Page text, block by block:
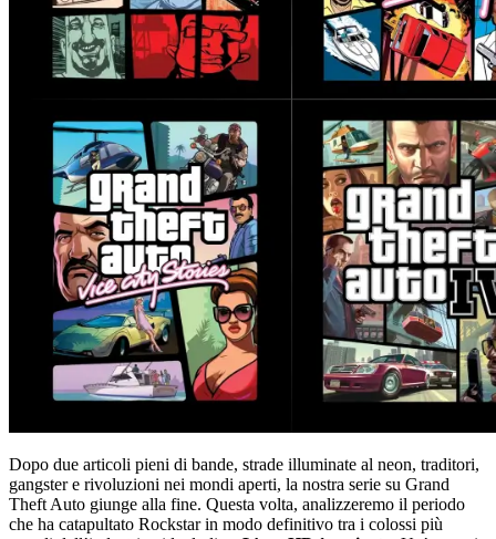
Dopo due articoli pieni di bande, strade illuminate al neon, traditori,
gangster e rivoluzioni nei mondi aperti, la nostra serie su Grand
Theft Auto giunge alla fine. Questa volta, analizzeremo il periodo
che ha catapultato Rockstar in modo definitivo tra i colossi più